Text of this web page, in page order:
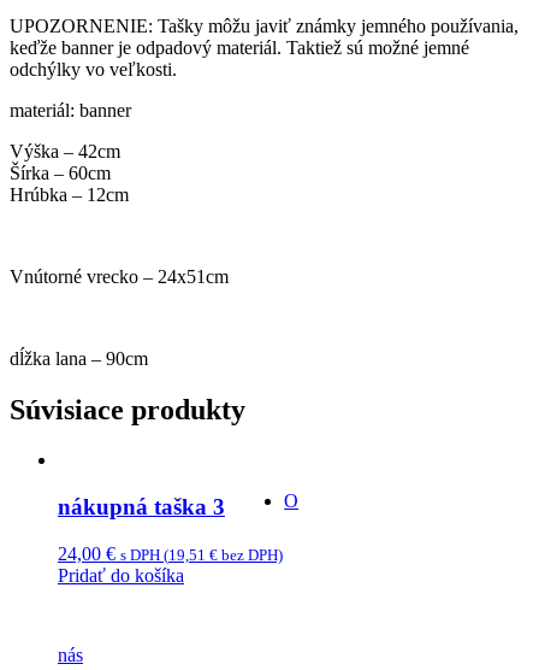
UPOZORNENIE: Tašky môžu javiť známky jemného používania,
keďže banner je odpadový materiál. Taktiež sú možné jemné
odchýlky vo veľkosti.
materiál: banner
Výška – 42cm
Šírka – 60cm
Hrúbka – 12cm
Vnútorné vrecko – 24x51cm
dĺžka lana – 90cm
Súvisiace produkty
nákupná taška 3
24,00 € s DPH (19,51 € bez DPH)
Pridať do košíka
O
nás